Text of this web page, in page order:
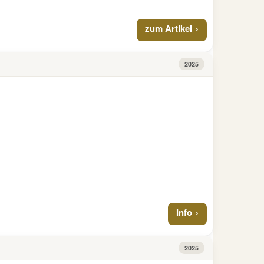
zum Artikel
2025
Info
2025